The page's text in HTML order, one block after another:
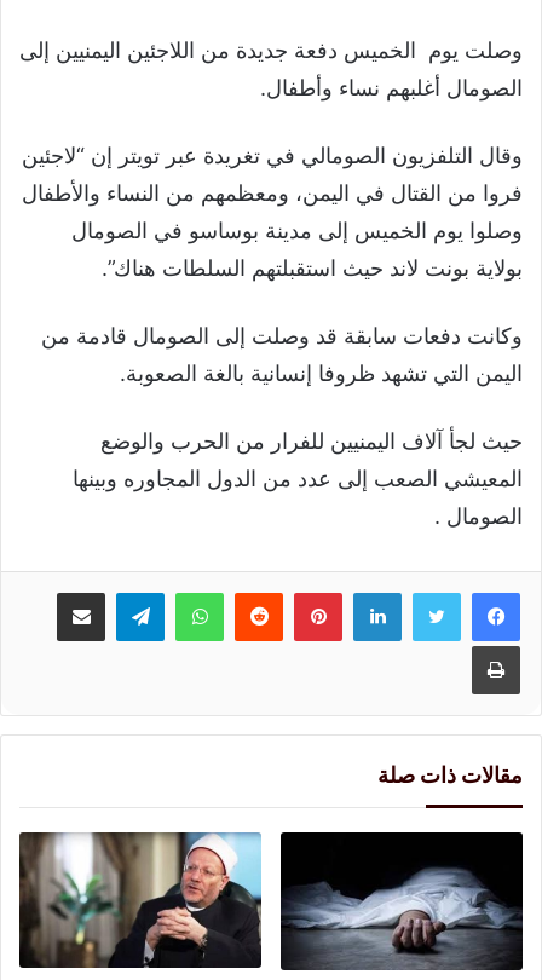
وصلت يوم الخميس دفعة جديدة من اللاجئين اليمنيين إلى
الصومال أغلبهم نساء وأطفال.
وقال التلفزيون الصومالي في تغريدة عبر تويتر إن “لاجئين
فروا من القتال في اليمن، ومعظمهم من النساء والأطفال
وصلوا يوم الخميس إلى مدينة بوساسو في الصومال
بولاية بونت لاند حيث استقبلتهم السلطات هناك”.
وكانت دفعات سابقة قد وصلت إلى الصومال قادمة من
اليمن التي تشهد ظروفا إنسانية بالغة الصعوبة.
حيث لجأ آلاف اليمنيين للفرار من الحرب والوضع
المعيشي الصعب إلى عدد من الدول المجاوره وبينها
الصومال .
لينكدإنبينتيريست واتسابتيلقرام مشاركة عبر البريد
طباعة
مقالات ذات صلة